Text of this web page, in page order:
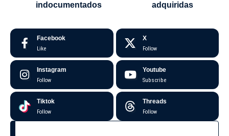
indocumentados
adquiridas
Facebook
Like
X
Follow
Instagram
Follow
Youtube
Subscribe
Tiktok
Follow
Threads
Follow